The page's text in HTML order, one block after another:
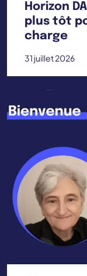
Horizon
plus tôt
charge
31 juillet 2026